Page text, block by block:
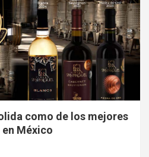
como de los mejores
México